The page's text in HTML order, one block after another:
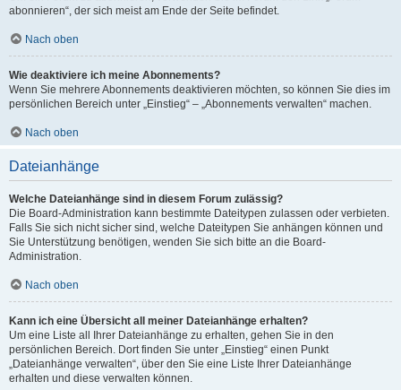
abonnieren“, der sich meist am Ende der Seite befindet.
Nach oben
Wie deaktiviere ich meine Abonnements?
Wenn Sie mehrere Abonnements deaktivieren möchten, so können Sie dies im
persönlichen Bereich unter „Einstieg“ – „Abonnements verwalten“ machen.
Nach oben
Dateianhänge
Welche Dateianhänge sind in diesem Forum zulässig?
Die Board-Administration kann bestimmte Dateitypen zulassen oder verbieten.
Falls Sie sich nicht sicher sind, welche Dateitypen Sie anhängen können und
Sie Unterstützung benötigen, wenden Sie sich bitte an die Board-
Administration.
Nach oben
Kann ich eine Übersicht all meiner Dateianhänge erhalten?
Um eine Liste all Ihrer Dateianhänge zu erhalten, gehen Sie in den
persönlichen Bereich. Dort finden Sie unter „Einstieg“ einen Punkt
„Dateianhänge verwalten“, über den Sie eine Liste Ihrer Dateianhänge
erhalten und diese verwalten können.